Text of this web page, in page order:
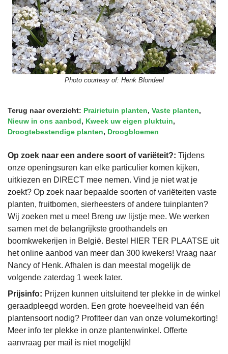
Photo courtesy of: Henk Blondeel
Terug naar overzicht: Prairietuin planten, Vaste planten,
Nieuw in ons aanbod, Kweek uw eigen pluktuin,
Droogtebestendige planten, Droogbloemen
Op zoek naar een andere soort of variëteit?: Tijdens
onze openingsuren kan elke particulier komen kijken,
uitkiezen en DIRECT mee nemen. Vind je niet wat je
zoekt? Op zoek naar bepaalde soorten of variëteiten vaste
planten, fruitbomen, sierheesters of andere tuinplanten?
Wij zoeken met u mee! Breng uw lijstje mee. We werken
samen met de belangrijkste groothandels en
boomkwekerijen in België. Bestel HIER TER PLAATSE uit
het online aanbod van meer dan 300 kwekers! Vraag naar
Nancy of Henk. Afhalen is dan meestal mogelijk de
volgende zaterdag 1 week later.
Prijsinfo: Prijzen kunnen uitsluitend ter plekke in de winkel
geraadpleegd worden. Een grote hoeveelheid van één
plantensoort nodig? Profiteer dan van onze volumekorting!
Meer info ter plekke in onze plantenwinkel. Offerte
aanvraag per mail is niet mogelijk!